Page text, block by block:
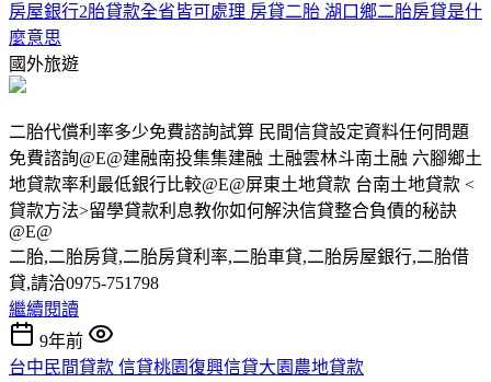
房屋銀行2胎貸款全省皆可處理 房貸二胎 湖口鄉二胎房貸是什
麼意思
國外旅遊
二胎代償利率多少免費諮詢試算 民間信貸設定資料任何問題
免費諮詢@E@建融南投集集建融 土融雲林斗南土融 六腳鄉土
地貸款率利最低銀行比較@E@屏東土地貸款 台南土地貸款 <
貸款方法>留學貸款利息教你如何解決信貸整合負債的秘訣
@E@
二胎,二胎房貸,二胎房貸利率,二胎車貸,二胎房屋銀行,二胎借
貸,請洽0975-751798
繼續閱讀
9年前
台中民間貸款 信貸桃園復興信貸大園農地貸款